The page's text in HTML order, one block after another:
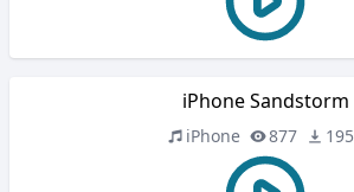
iPhone Sandstorm
iPhone 877 195